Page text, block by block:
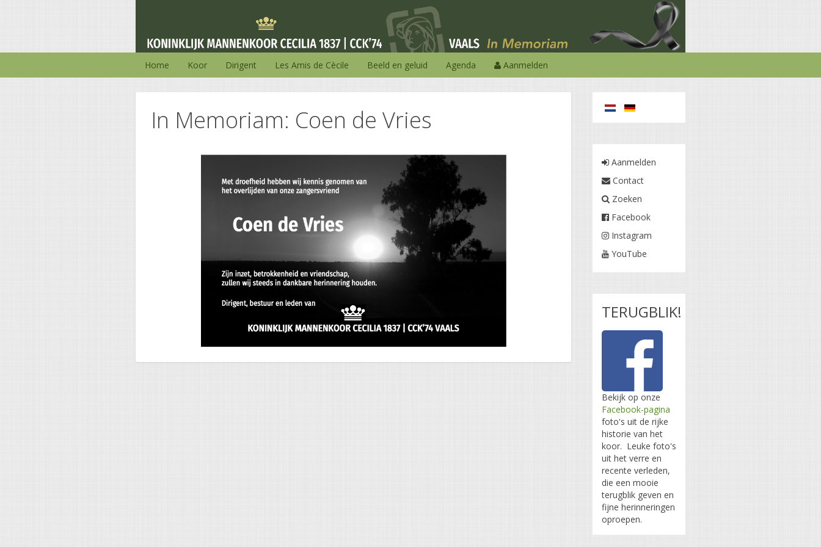
Home Koor Dirigent Les Amis de Cècile Beeld en geluid Agenda Aanmelden
In Memoriam: Coen de Vries
Aanmelden
Contact
Zoeken
Facebook
Instagram
YouTube
TERUGBLIK!
Bekijk op onze
Facebook-pagina
foto's uit de rijke
historie van het
koor. Leuke foto's
uit het verre en
recente verleden,
die een mooie
terugblik geven en
fijne herinneringen
oproepen.